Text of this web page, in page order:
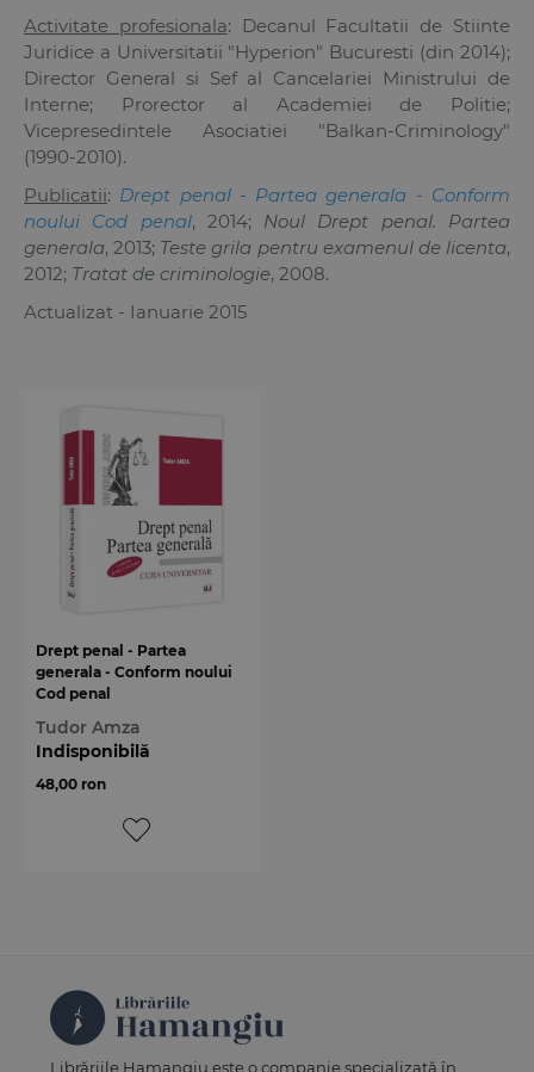
Activitate profesionala: Decanul Facultatii de Stiinte
Juridice a Universitatii "Hyperion" Bucuresti (din 2014);
Director General si Sef al Cancelariei Ministrului de
Interne; Prorector al Academiei de Politie;
Vicepresedintele Asociatiei "Balkan-Criminology"
(1990-2010).
Publicatii: Drept penal - Partea generala - Conform
noului Cod penal, 2014; Noul Drept penal. Partea
generala, 2013; Teste grila pentru examenul de licenta,
2012; Tratat de criminologie, 2008.
Actualizat - Ianuarie 2015
Drept penal - Partea
generala - Conform noului
Cod penal
Tudor Amza
Indisponibilă
48,00 ron
Librăriile Hamangiu este o companie specializată în